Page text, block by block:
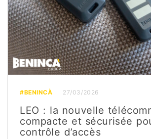
#BENINCÀ 27/03/2026
LEO : la nouvelle
compacte et sécurisée
contrôle d’accès